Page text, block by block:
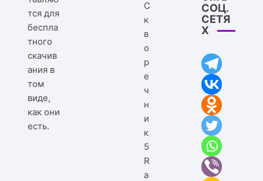
тся для
беспла
тного
скачив
ания в
том
виде,
как они
есть.
С
к
в
о
р
е
ч
н
и
к
5
R
a
СОЦ.
СЕТЯ
Х